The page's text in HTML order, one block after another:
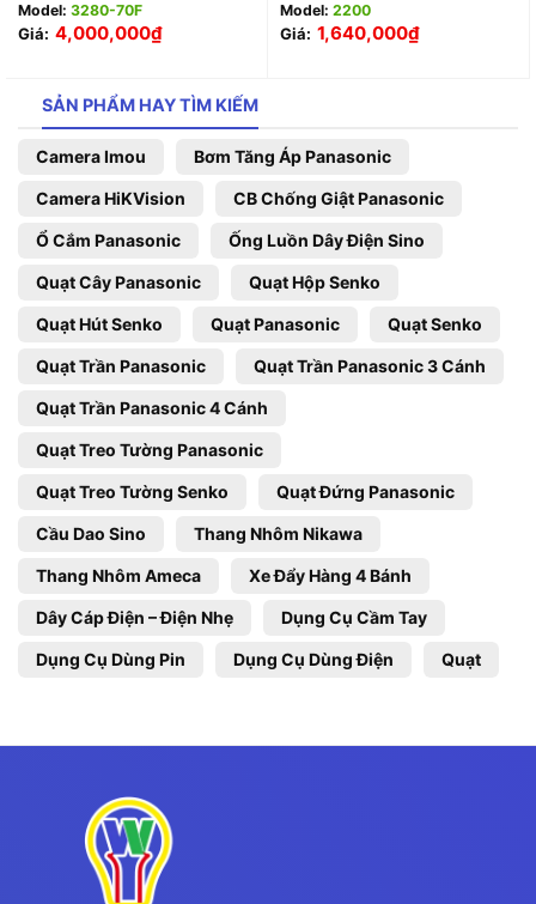
Model: 3280-70F
Giá: 4,000,000₫
Model: 2200
Giá: 1,640,000₫
SẢN PHẨM HAY TÌM KIẾM
Camera Imou Bơm Tăng Áp Panasonic
Camera HiKVision CB Chống Giật Panasonic
Ổ Cắm Panasonic Ống Luồn Dây Điện Sino
Quạt Cây Panasonic Quạt Hộp Senko
Quạt Hút Senko Quạt Panasonic Quạt Senko
Quạt Trần Panasonic Quạt Trần Panasonic 3 Cánh
Quạt Trần Panasonic 4 Cánh
Quạt Treo Tường Panasonic
Quạt Treo Tường Senko Quạt Đứng Panasonic
Cầu Dao Sino Thang Nhôm Nikawa
Thang Nhôm Ameca Xe Đẩy Hàng 4 Bánh
Dây Cáp Điện – Điện Nhẹ Dụng Cụ Cầm Tay
Dụng Cụ Dùng Pin Dụng Cụ Dùng Điện Quạt